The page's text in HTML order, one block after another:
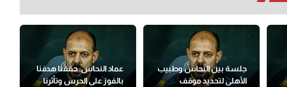
جلسة بين النحاس وطبيب
الأهلي لتحديد موقف
عماد النحاس: حققنا هدفنا
بالفوز على الحرس وتأثرنا